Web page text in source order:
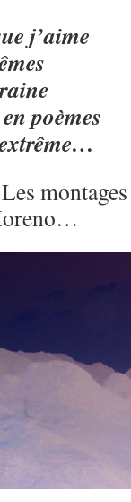
j’aime
poèmes